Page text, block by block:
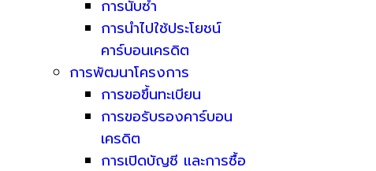
การนับซ้ำ
การนำไปใช้ประโยชน์
คาร์บอนเครดิต
การพัฒนาโครงการ
การขอขึ้นทะเบียน
การขอรับรองคาร์บอน
เครดิต
การเปิดบัญชี และการซื้อ